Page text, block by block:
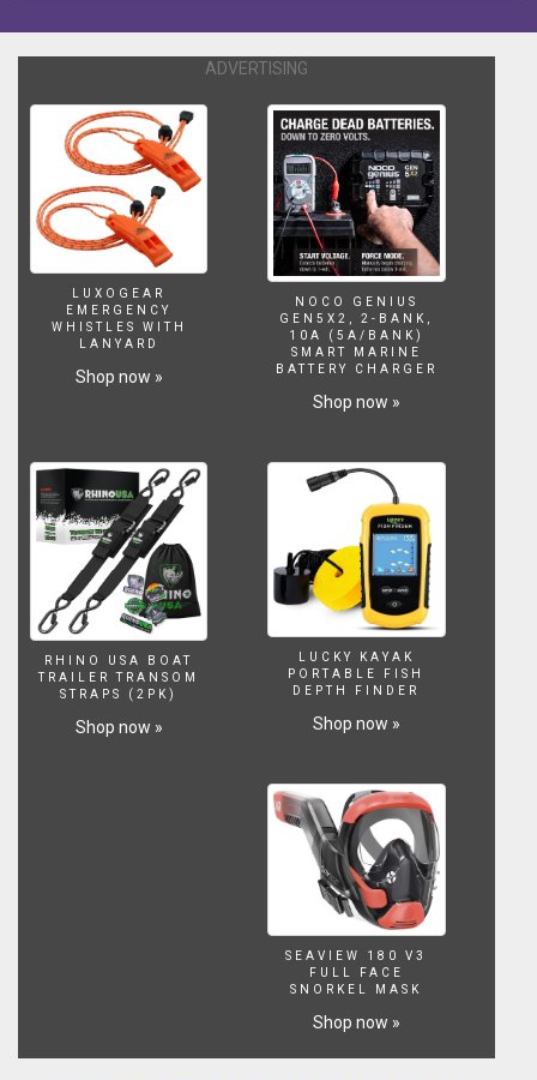
https://www.youtube.com/watch?
v=x_ayFC113kw
German
International
Shrimp
https://www.youtube.com/watch?
v=2xBeJOzoj5g
Expo
2016:
https://www.youtube.com/watch?
v=t1p7SA0fYVY&t=57s
auch
hier!
Webseite:
http://garnelentv.de
Facebook:
http://www.facebook.com/GarnelenTv
Instagram:
http://www.twitter.com/GarnelenTv
ADVERTISING
LUXOGEAR
EMERGENCY
WHISTLES WITH
LANYARD
Shop now »
NOCO GENIUS
GEN5X2, 2-BANK,
10A (5A/BANK)
SMART MARINE
BATTERY CHARGER
Shop now »
RHINO USA BOAT
TRAILER TRANSOM
STRAPS (2PK)
Shop now »
LUCKY KAYAK
PORTABLE FISH
DEPTH FINDER
Shop now »
SEAVIEW 180 V3
FULL FACE
SNORKEL MASK
Shop now »